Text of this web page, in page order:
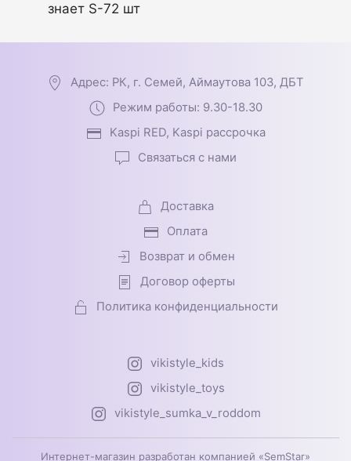
знает S-72 шт
Адрес: РК, г. Семей, Аймаутова 103, ДБТ
Режим работы: 9.30-18.30
Kaspi RED, Kaspi рассрочка
Связаться с нами
Доставка
Оплата
Возврат и обмен
Договор оферты
Политика конфиденциальности
vikistyle_kids
vikistyle_toys
vikistyle_sumka_v_roddom
Интернет-магазин разработан компанией «SemStar»